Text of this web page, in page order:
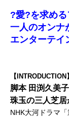
?愛?を求める
一人のオンナ
エンターテイ
【INTRODUCTION】
脚本 田渕久美
珠玉の三人芝
NHK大河ドラマ